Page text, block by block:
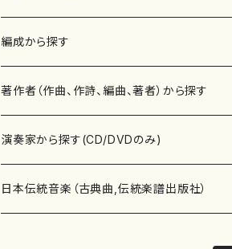
楽譜
書籍
書籍
テキストブック
CD・DVD
チケット
編成から探す
邦楽器
箏・琴（ソロ）
箏・琴（合奏）
合唱
混声合唱
歌・声
著作者（作曲、作詩、編曲、著者）から探す
あ行
青木省三(アオキ ショウゾウ)
か行
演奏家から探す(CD/DVDのみ)
邦楽（箏、三味線、尺八等）演奏家
日本伝統音楽（古典曲,伝統楽譜出版社）